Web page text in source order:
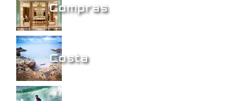
Compras
Costa